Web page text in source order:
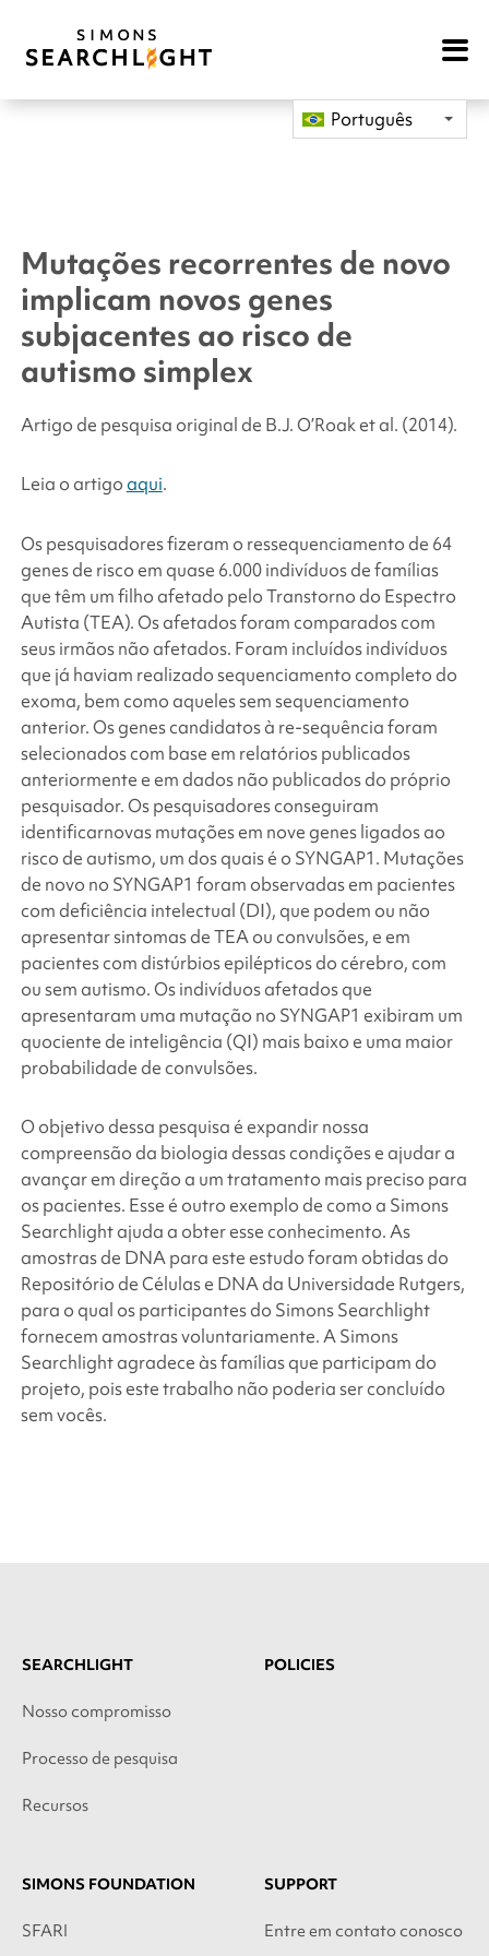
Open
Português
Mutações recorrentes de novo
implicam novos genes
subjacentes ao risco de
autismo simplex
Artigo de pesquisa original de B.J. O’Roaket al. (2014).
Leia o artigoaqui.
Os pesquisadores fizeram o ressequenciamento de 64
genes de risco em quase 6.000 indivíduos de famílias
que têm um filho afetado pelo Transtorno do Espectro
Autista (TEA). Os afetados foram comparados com
seus irmãos não afetados. Foram incluídos indivíduos
que já haviam realizado sequenciamento completo do
exoma, bem como aqueles sem sequenciamento
anterior. Os genes candidatos à re-sequência foram
selecionados com base em relatórios publicados
anteriormente e em dados não publicados do próprio
pesquisador. Os pesquisadores conseguiram
identificarnovasmutações em nove genes ligados ao
risco de autismo, um dos quais é o SYNGAP1. Mutações
de novo no SYNGAP1 foram observadas em pacientes
com deficiência intelectual (DI), que podem ou não
apresentar sintomas de TEA ou convulsões, e em
pacientes com distúrbios epilépticos do cérebro, com
ou sem autismo. Os indivíduos afetados que
apresentaram uma mutação no SYNGAP1 exibiram um
quociente de inteligência (QI) mais baixo e uma maior
probabilidade de convulsões.
O objetivo dessa pesquisa é expandir nossa
compreensão da biologia dessas condições e ajudar a
avançar em direção a um tratamento mais preciso para
os pacientes. Esse é outro exemplo de como a Simons
Searchlightajuda a obter esse conhecimento. As
amostras de DNA para este estudo foram obtidas do
Repositório de Células e DNA da Universidade Rutgers,
para o qual os participantes do Simons Searchlight
fornecem amostras voluntariamente. ASimons
Searchlightagradece às famílias que participam do
projeto, pois este trabalho não poderia ser concluído
sem vocês.
SEARCHLIGHT
Nosso compromisso
Processo de pesquisa
Recursos
POLICIES
SIMONS FOUNDATION
SFARI
SUPPORT
Entre em contato conosco